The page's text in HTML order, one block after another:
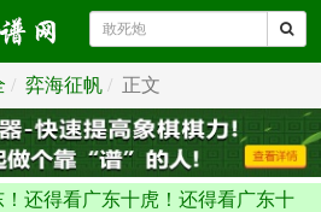
弈海征帆 正文
还得看广东十虎！还得看广东十